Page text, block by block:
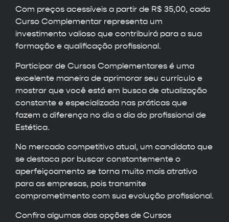
Com preços acessíveis a partir de R$ 35,00, cada
Curso Complementar representa um
investimento valioso que contribuirá para a sua
formação e qualificação profissional.
Participar de Cursos Complementares é uma
excelente maneira de aprimorar seu currículo e
mostrar que você está em busca de atualização
constante e especializada nas práticas que
fazem a diferença no dia a dia do profissional de
Estética.
No mercado competitivo atual, um candidato que
se destaca por buscar constantemente o
aperfeiçoamento se torna muito mais atrativo
para as empresas, pois transmite
comprometimento com sua evolução profissional.
Confira algumas das opções de Cursos